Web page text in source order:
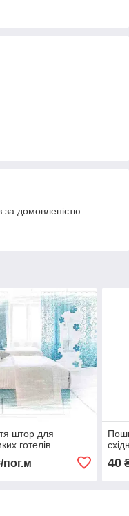
за домовленістю
штор для
готелів
40